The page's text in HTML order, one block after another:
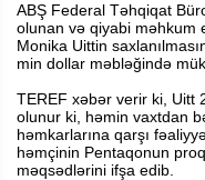
ABŞ Federal Təhqiqat
olunan və qiyabi məhkum
Monika Uittin
min dollar məbləğində
TEREF xəbər verir ki, Uitt
olunur ki, həmin vaxtdan
həmkarlarına qarşı
həmçinin Pentaqonun
məqsədlərini ifşa edib.